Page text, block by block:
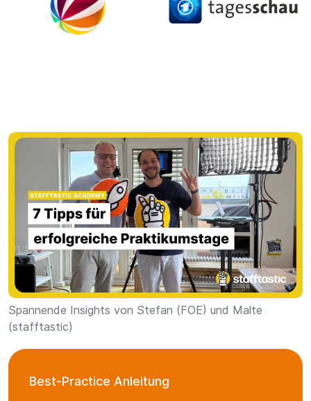
Spannende Insights von Stefan (FOE) und Malte
(stafftastic)
Best-Practice Anleitung